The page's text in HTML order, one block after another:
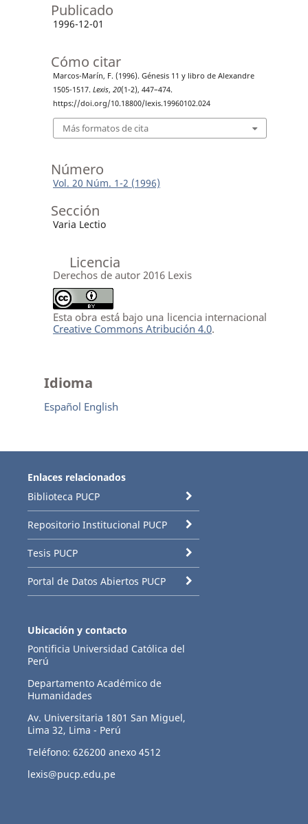
Publicado
1996-12-01
Cómo citar
Marcos-Marín, F. (1996). Génesis 11 y libro de Alexandre
1505-1517. Lexis, 20(1-2), 447–474.
https://doi.org/10.18800/lexis.19960102.024
Más formatos de cita
Número
Vol. 20 Núm. 1-2 (1996)
Sección
Varia Lectio
Licencia
Derechos de autor 2016 Lexis
Esta obra está bajo una licencia internacional
Creative Commons Atribución 4.0.
Idioma
Español English
Enlaces relacionados
Biblioteca PUCP
Repositorio Institucional PUCP
Tesis PUCP
Portal de Datos Abiertos PUCP
Ubicación y contacto
Pontificia Universidad Católica del
Perú
Departamento Académico de
Humanidades
Av. Universitaria 1801 San Miguel,
Lima 32, Lima - Perú
Teléfono: 626200 anexo 4512
lexis@pucp.edu.pe